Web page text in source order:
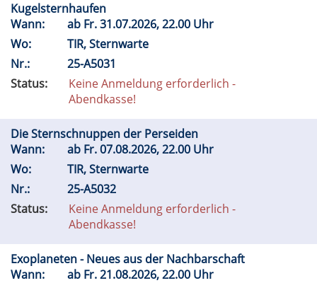
Kugelsternhaufen
Wann:
ab Fr.31.07.2026, 22.00 Uhr
Wo:
TIR, Sternwarte
Nr.:
25-A5031
Status:
Keine Anmeldung erforderlich -
Abendkasse!
Die Sternschnuppen der Perseiden
Wann:
ab Fr.07.08.2026, 22.00 Uhr
Wo:
TIR, Sternwarte
Nr.:
25-A5032
Status:
Keine Anmeldung erforderlich -
Abendkasse!
Exoplaneten - Neues aus der Nachbarschaft
Wann:
ab Fr.21.08.2026, 22.00 Uhr